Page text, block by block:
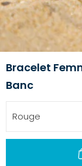
Bracelet
Banc
Rouge